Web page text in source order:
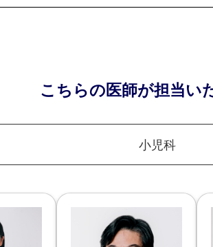
こちらの医師が担当い
小児科